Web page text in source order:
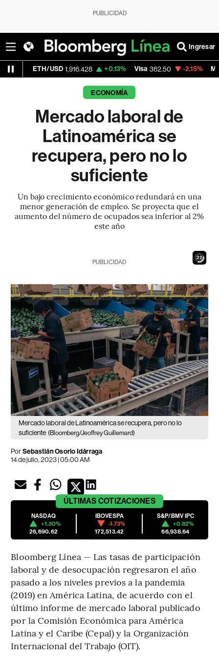
PUBLICIDAD
Ingresar
1,916.428 +0.13% Visa 362.50 -2.15% MercadoLibre
ECONOMÍA
Mercado laboral de
Latinoamérica se
recupera, pero no lo
suficiente
Un bajo crecimiento económico redundará en una
menor generación de empleo. Se proyecta que el
aumento del número de ocupados sea inferior al 2%
este año
20
PUBLICIDAD
Mercado laboral de Latinoamérica se recupera, pero no lo
suficiente (Bloomberg/Jeoffrey Guillemard)
PorSebastián Osorio Idárraga
14 de julio, 2023 | 05:00 AM
ÚLTIMAS COTIZACIONES
NASDAQ
+1.30%
26,690.62
IBOVESPA
-1.73%
172,513.42
S&P/BMV IPC
+0.82%
66,938.64
Bloomberg Línea — Las tasas de participación
laboral y de desocupación regresaron el año
pasado a los niveles previos a la pandemia
(2019) en América Latina, de acuerdo con el
último informe de mercado laboral publicado
por la Comisión Económica para América
Latina y el Caribe (Cepal) y la Organización
Internacional del Trabajo (OIT).